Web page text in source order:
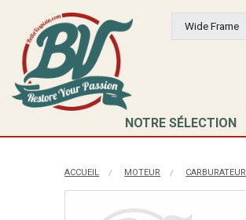
Wide Frame
NOTRE SÉLECTION
ACCUEIL MOTEUR CARBURATEUR